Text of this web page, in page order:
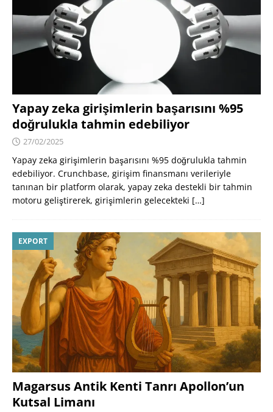
Yapay zeka girişimlerin başarısını %95
doğrulukla tahmin edebiliyor
27/02/2025
Yapay zeka girişimlerin başarısını %95 doğrulukla tahmin
edebiliyor. Crunchbase, girişim finansmanı verileriyle
tanınan bir platform olarak, yapay zeka destekli bir tahmin
motoru geliştirerek, girişimlerin gelecekteki […]
EXPORT
Magarsus Antik Kenti Tanrı Apollon’un
Kutsal Limanı